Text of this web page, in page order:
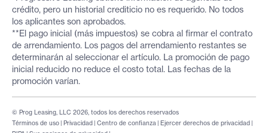
crédito, pero un historial crediticio no es requerido. No todos
los aplicantes son aprobados.
**El pago inicial (más impuestos) se cobra al firmar el contrato
de arrendamiento. Los pagos del arrendamiento restantes se
determinarán al seleccionar el artículo. La promoción de pago
inicial reducido no reduce el costo total. Las fechas de la
promoción varían.
Términos de uso | Privacidad | Centro de confianza | Ejercer derechos de privacidad |
© Prog Leasing, LLC 2026, todos los derechos reservados